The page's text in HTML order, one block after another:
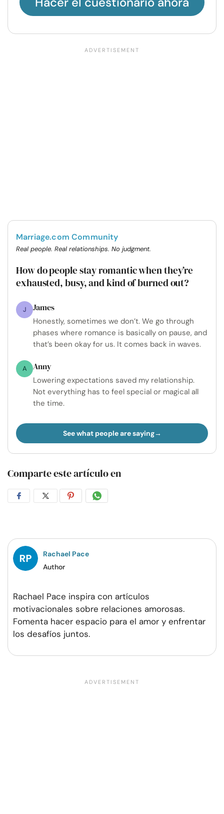
Marriage.com Community
Real people. Real relationships. No judgment.
How do people stay romantic when they’re
exhausted, busy, and kind of burned out?
J James
Honestly, sometimes we don’t. We go through
phases where romance is basically on pause, and
that’s been okay for us. It comes back in waves.
A Anny
Lowering expectations saved my relationship.
Not everything has to feel special or magical all
the time.
See what people are saying
Comparte este artículo en
CompartirCompartirCompartirCompartir
Rachael Pace
Author
Rachael Pace inspira con artículos
motivacionales sobre relaciones amorosas.
Fomenta hacer espacio para el amor y enfrentar
los desafíos juntos.